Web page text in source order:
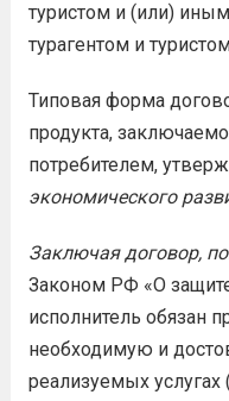
туристом и (или)
турагентом и
Типовая форма
продукта,
потребителем,
экономического
Заключая договор,
Законом РФ «О
исполнитель обязан
необходимую и
реализуемых услугах